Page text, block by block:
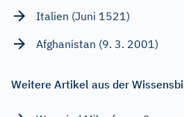
Italien (Juni 1521)
Afghanistan (9. 3. 2001)
Weitere Artikel aus der